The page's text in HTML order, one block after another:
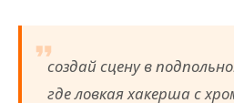
создай сцену в
где ловкая хакерша с